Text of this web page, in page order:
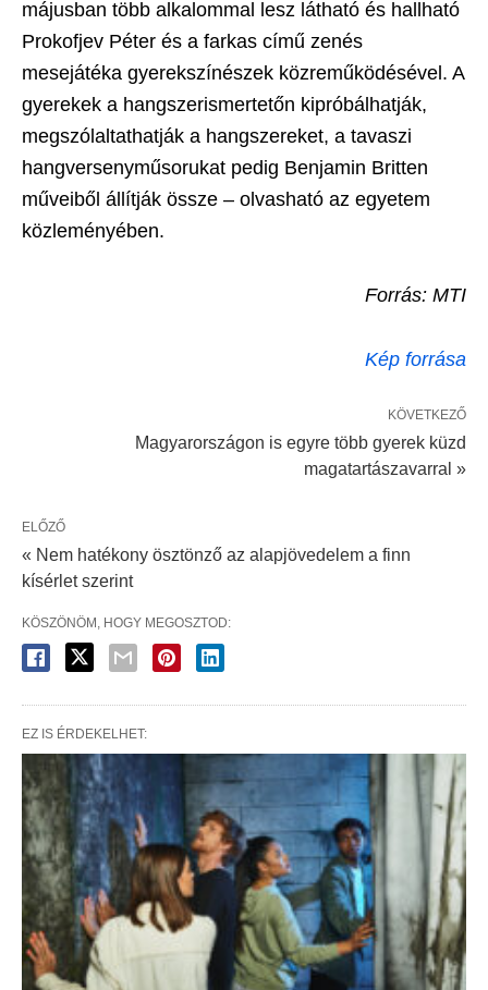
májusban több alkalommal lesz látható és hallható
Prokofjev Péter és a farkas című zenés
mesejátéka gyerekszínészek közreműködésével. A
gyerekek a hangszerismertetőn kipróbálhatják,
megszólaltathatják a hangszereket, a tavaszi
hangversenyműsorukat pedig Benjamin Britten
műveiből állítják össze – olvasható az egyetem
közleményében.
Forrás: MTI
Kép forrása
KÖVETKEZŐ
Magyarországon is egyre több gyerek küzd
magatartászavarral »
ELŐZŐ
« Nem hatékony ösztönző az alapjövedelem a finn
kísérlet szerint
KÖSZÖNÖM, HOGY MEGOSZTOD:
EZ IS ÉRDEKELHET: